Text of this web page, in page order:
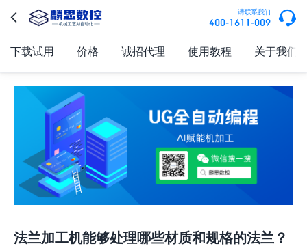
 请联系我们
400-1611-009 
下载试用 价格 诚招代理 使用教程 关于我们
法兰加工机能够处理哪些材质和规格的法兰？